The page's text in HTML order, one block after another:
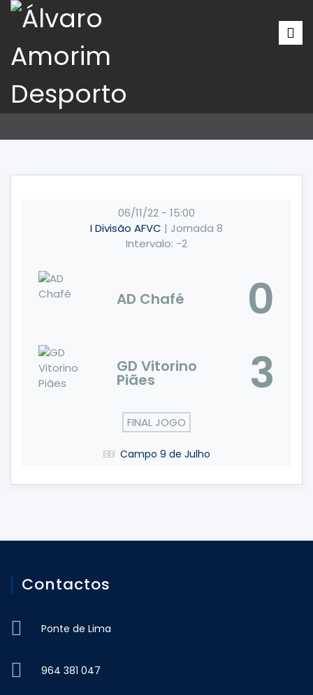
06/11/22 - 15:00
I Divisão AFVC | Jornada 8
Intervalo: -2
AD Chafé 0
GD Vitorino
Piães 3
FINAL JOGO
Campo 9 de Julho
Contactos
Ponte de Lima
964 381 047